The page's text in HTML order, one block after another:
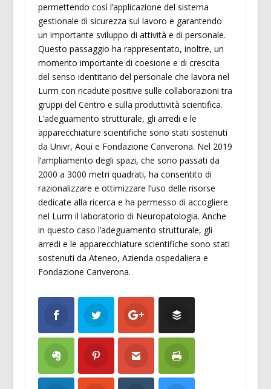
permettendo così l’applicazione del sistema
gestionale di sicurezza sul lavoro e garantendo
un importante sviluppo di attività e di personale.
Questo passaggio ha rappresentato, inoltre, un
momento importante di coesione e di crescita
del senso identitario del personale che lavora nel
Lurm con ricadute positive sulle collaborazioni tra
gruppi del Centro e sulla produttività scientifica.
L’adeguamento strutturale, gli arredi e le
apparecchiature scientifiche sono stati sostenuti
da Univr, Aoui e Fondazione Cariverona. Nel 2019
l’ampliamento degli spazi, che sono passati da
2000 a 3000 metri quadrati, ha consentito di
razionalizzare e ottimizzare l’uso delle risorse
dedicate alla ricerca e ha permesso di accogliere
nel Lurm il laboratorio di Neuropatologia. Anche
in questo caso l’adeguamento strutturale, gli
arredi e le apparecchiature scientifiche sono stati
sostenuti da Ateneo, Azienda ospedaliera e
Fondazione Cariverona.